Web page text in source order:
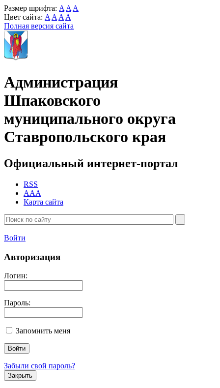
Размер шрифта: A A A
Цвет сайта: A A A A
Полная версия сайта
Администрация
Шпаковского
муниципального округа
Ставропольского края
Официальный интернет-портал
RSS
AAA
Карта сайта
Войти
Авторизация
Логин:
Пароль:
Запомнить меня
Забыли свой пароль?
Закрыть